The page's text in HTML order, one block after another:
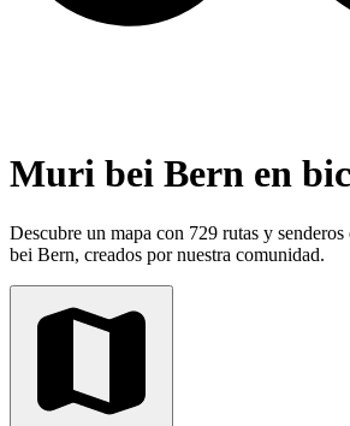
Muri bei Bern en
Descubre un mapa con 729 rutas y
bei Bern, creados por nuestra comunidad.